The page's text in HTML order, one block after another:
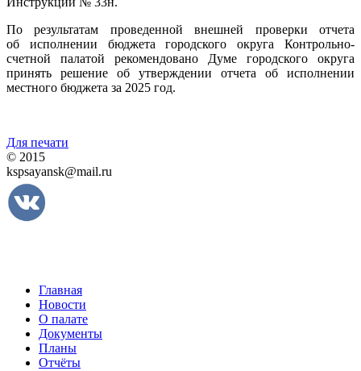
По результатам проведенной внешней проверки отчета
об исполнении бюджета городского округа Контрольно-
счетной палатой рекомендовано Думе городского округа
принять решение об утверждении отчета об исполнении
местного бюджета за 2025 год.
Для печати
© 2015
kspsayansk@mail.ru
Главная
Новости
О палате
Документы
Планы
Отчёты